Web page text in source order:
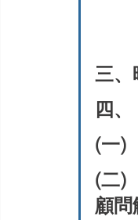
三、
(二)	請會員於服務時段內自行到場，如有相關資料擬請律師或
顧問